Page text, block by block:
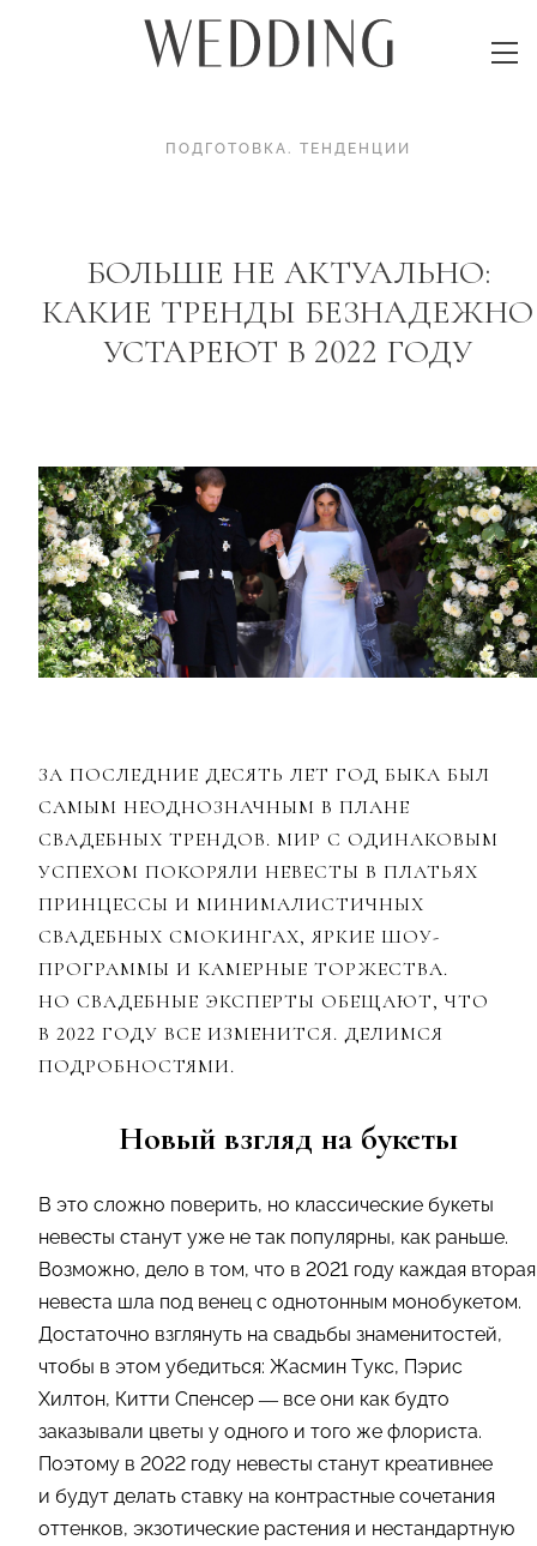
ПОДГОТОВКА. ТЕНДЕНЦИИ
БОЛЬШЕ НЕ АКТУАЛЬНО:
КАКИЕ ТРЕНДЫ БЕЗНАДЕЖНО
УСТАРЕЮТ В 2022 ГОДУ
ЗА ПОСЛЕДНИЕ ДЕСЯТЬ ЛЕТ ГОД БЫКА БЫЛ
САМЫМ НЕОДНОЗНАЧНЫМ В ПЛАНЕ
СВАДЕБНЫХ ТРЕНДОВ. МИР С ОДИНАКОВЫМ
УСПЕХОМ ПОКОРЯЛИ НЕВЕСТЫ В ПЛАТЬЯХ
ПРИНЦЕССЫ И МИНИМАЛИСТИЧНЫХ
СВАДЕБНЫХ СМОКИНГАХ, ЯРКИЕ ШОУ-
ПРОГРАММЫ И КАМЕРНЫЕ ТОРЖЕСТВА.
НО СВАДЕБНЫЕ ЭКСПЕРТЫ ОБЕЩАЮТ, ЧТО
В 2022 ГОДУ ВСЕ ИЗМЕНИТСЯ. ДЕЛИМСЯ
ПОДРОБНОСТЯМИ.
Новый взгляд на букеты
В это сложно поверить, но классические букеты
невесты станут уже не так популярны, как раньше.
Возможно, дело в том, что в 2021 году каждая вторая
невеста шла под венец с однотонным монобукетом.
Достаточно взглянуть на свадьбы знаменитостей,
чтобы в этом убедиться: Жасмин Тукс, Пэрис
Хилтон, Китти Спенсер — все они как будто
заказывали цветы у одного и того же флориста.
Поэтому в 2022 году невесты станут креативнее
и будут делать ставку на контрастные сочетания
оттенков, экзотические растения и нестандартную